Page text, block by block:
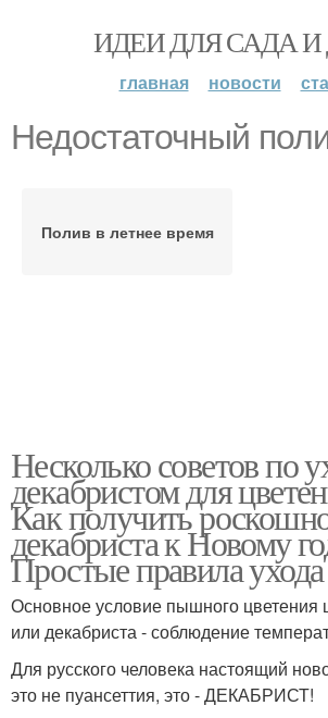
ИДЕИ ДЛЯ САДА И
главная новости
Недостаточный
Полив в летнее время
Несколько советов по
декабристом для
Как получить
декабриста к Новому
Простые правила ухода
Основное условие пышного
или декабриста - соблюдение
Для русского человека настоящий
это не пуансеттия, это - ДЕКАБРИСТ!